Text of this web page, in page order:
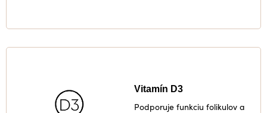
Vitamín D3
Podporuje funkciu folikulov a